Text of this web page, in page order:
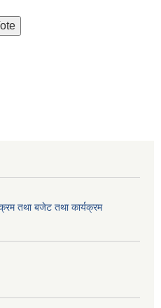
तथा बजेट तथा कार्यक्रम